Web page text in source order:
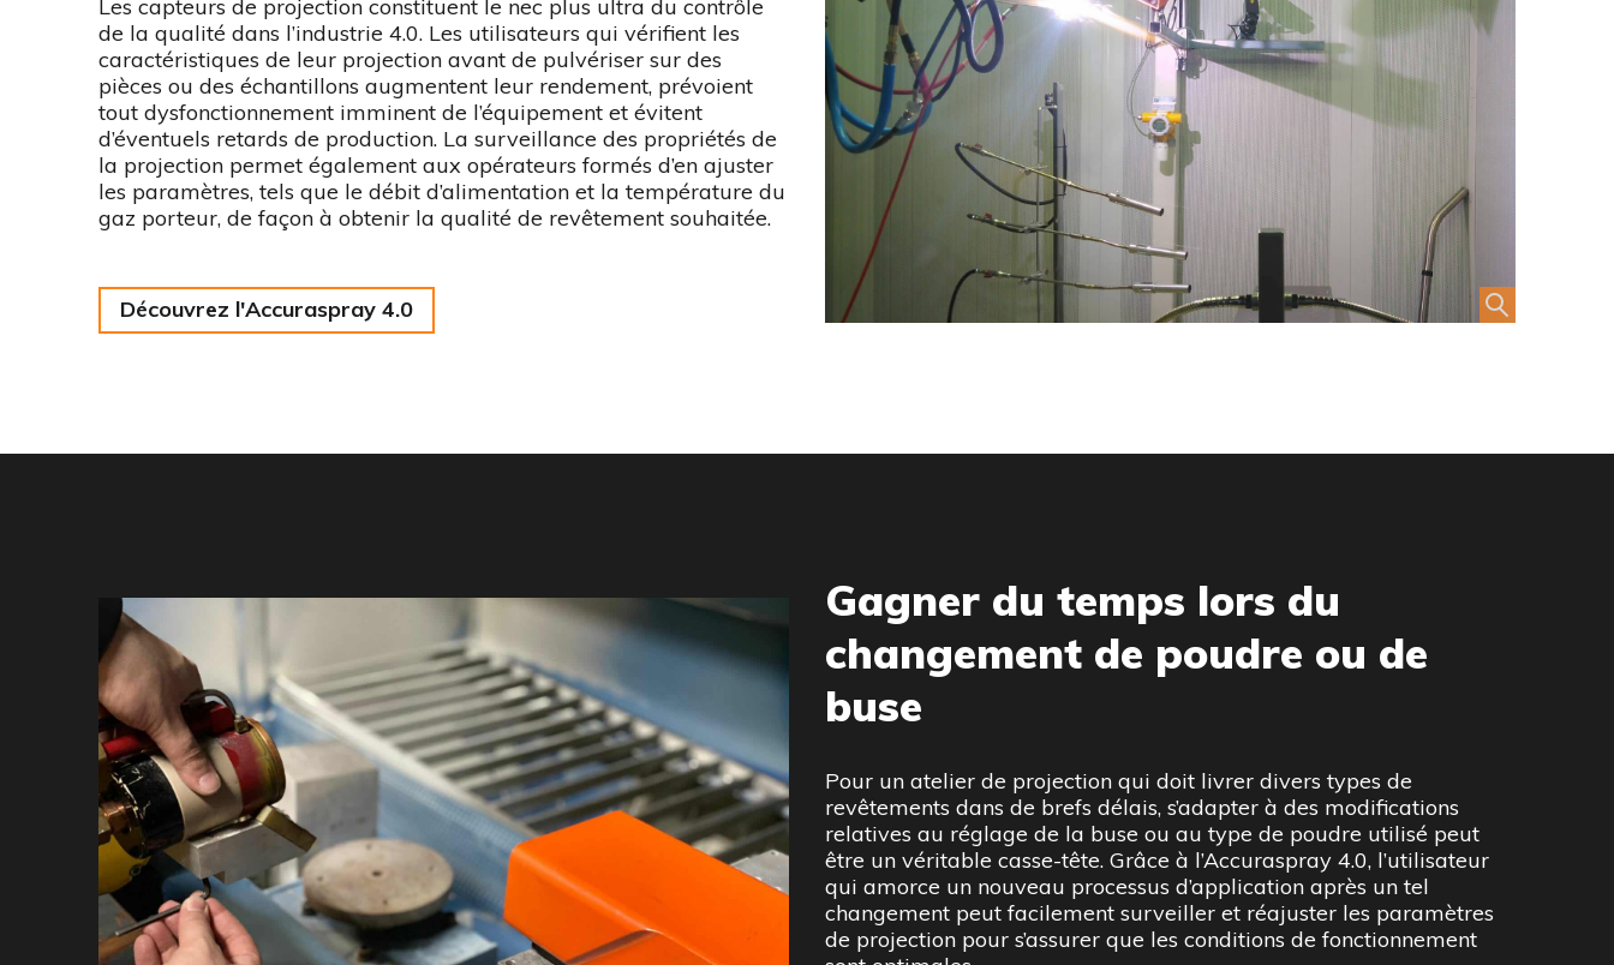
Les capteurs de projection constituent le nec plus ultra du contrôle
de la qualité dans l’industrie 4.0. Les utilisateurs qui vérifient les
caractéristiques de leur projection avant de pulvériser sur des
pièces ou des échantillons augmentent leur rendement, prévoient
tout dysfonctionnement imminent de l’équipement et évitent
d’éventuels retards de production. La surveillance des propriétés de
la projection permet également aux opérateurs formés d’en ajuster
les paramètres, tels que le débit d’alimentation et la température du
gaz porteur, de façon à obtenir la qualité de revêtement souhaitée.
Découvrez l'Accuraspray 4.0
Gagner du temps lors du
changement de poudre ou de
buse
Pour un atelier de projection qui doit livrer divers types de
revêtements dans de brefs délais, s’adapter à des modifications
relatives au réglage de la buse ou au type de poudre utilisé peut
être un véritable casse-tête. Grâce à l’Accuraspray 4.0, l’utilisateur
qui amorce un nouveau processus d’application après un tel
changement peut facilement surveiller et réajuster les paramètres
de projection pour s’assurer que les conditions de fonctionnement